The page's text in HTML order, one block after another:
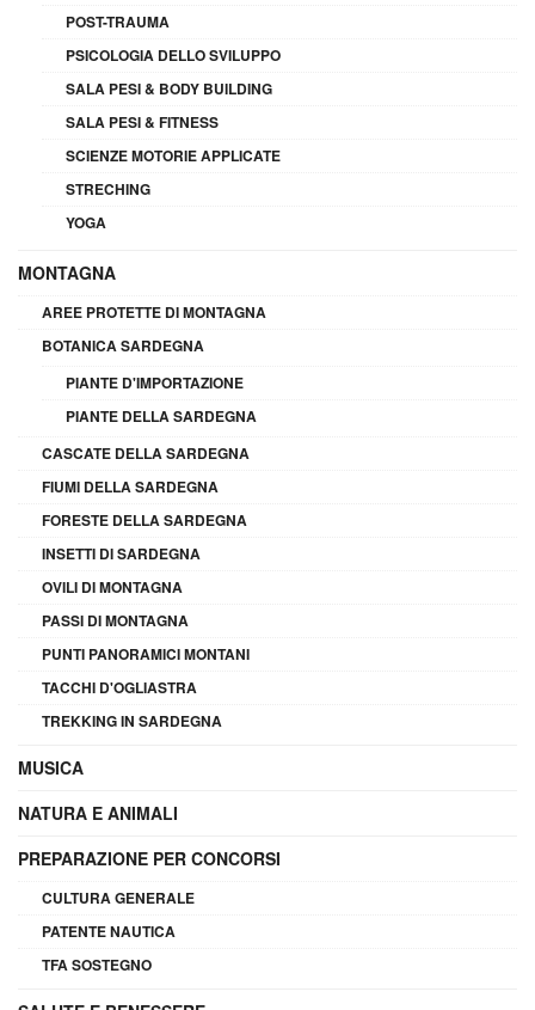
POST-TRAUMA
PSICOLOGIA DELLO SVILUPPO
SALA PESI & BODY BUILDING
SALA PESI & FITNESS
SCIENZE MOTORIE APPLICATE
STRECHING
YOGA
MONTAGNA
AREE PROTETTE DI MONTAGNA
BOTANICA SARDEGNA
PIANTE D'IMPORTAZIONE
PIANTE DELLA SARDEGNA
CASCATE DELLA SARDEGNA
FIUMI DELLA SARDEGNA
FORESTE DELLA SARDEGNA
INSETTI DI SARDEGNA
OVILI DI MONTAGNA
PASSI DI MONTAGNA
PUNTI PANORAMICI MONTANI
TACCHI D'OGLIASTRA
TREKKING IN SARDEGNA
MUSICA
NATURA E ANIMALI
PREPARAZIONE PER CONCORSI
CULTURA GENERALE
PATENTE NAUTICA
TFA SOSTEGNO